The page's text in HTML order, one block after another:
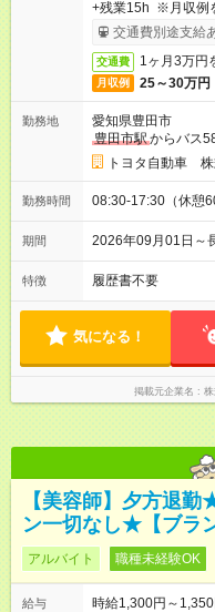
+残業15h ※月収例
交通費別途支給
交通費 1ヶ月3万円
月収例 25～30万円
勤務地
愛知県豊田市
豊田市駅からバス
トヨタ自動車 株
勤務時間 08:30-17:30（休憩
期間 2026年09月01日
特徴 履歴書不要
気になる！
掲載元企業名
【美容師】夕方退
ン一切なし★【ブラ
アルバイト 職種未経験OK
給与
時給1,300円～1,350